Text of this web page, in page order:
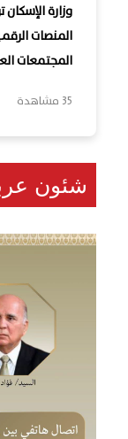
وزارة
المنصات
المجتمعات
35 مشاهدة
شئون